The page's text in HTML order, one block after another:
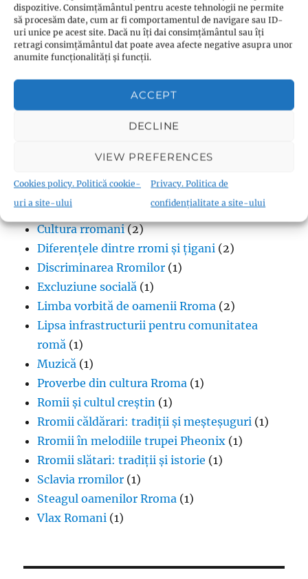
dispozitive. Consimțământul pentru aceste tehnologii ne permite
să procesăm date, cum ar fi comportamentul de navigare sau ID-
uri unice pe acest site. Dacă nu îți dai consimțământul sau îți
retragi consimțământul dat poate avea afecte negative asupra unor
anumite funcționalități și funcții.
ACCEPT
DECLINE
VIEW PREFERENCES
Cookies policy. Politică cookie-
uri a site-ului
Privacy. Politica de
confidențialitate a site-ului
Categorii:
Oamenii Rroma
Aurul în cultura rromilor(1)
Congresele mondiale ale oamenilor Rroma
(1)
Cultura rromani(2)
Diferențele dintre rromi și țigani (2)
Discriminarea Rromilor (1)
Excluziune socială (1)
Limba vorbită de oamenii Rroma (2)
Lipsa infrastructurii pentru comunitatea
romă (1)
Muzică (1)
Proverbe din cultura Rroma (1)
Romii și cultul creștin (1)
Rromii căldărari: tradiții și meșteșuguri (1)
Rromii în melodiile trupei Pheonix (1)
Rromii slătari: tradiții și istorie (1)
Sclavia rromilor (1)
Steagul oamenilor Rroma (1)
Vlax Romani (1)